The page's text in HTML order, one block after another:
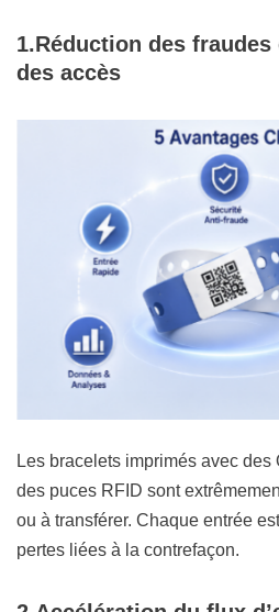
1.Réduction des
des accès
Les bracelets imprimés avec
des puces RFID sont
ou à transférer. Chaque entrée
pertes liées à la contrefaçon.